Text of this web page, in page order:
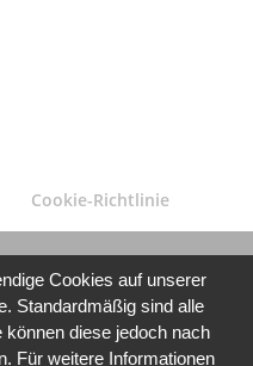
Cookie-Richtlinie
Cookies auf unserer
Standardmäßig sind alle
diese jedoch nach
Für weitere Informationen